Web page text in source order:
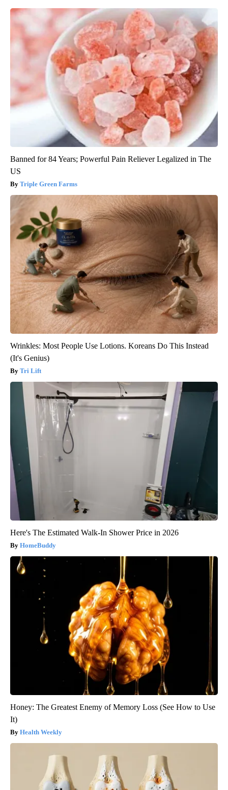
Banned for 84 Years; Powerful Pain Reliever Legalized in The
US
Triple Green Farms
Wrinkles: Most People Use Lotions. Koreans Do This Instead
(It's Genius)
Tri Lift
Here's The Estimated Walk-In Shower Price in 2026
HomeBuddy
Honey: The Greatest Enemy of Memory Loss (See How to Use
It)
Health Weekly